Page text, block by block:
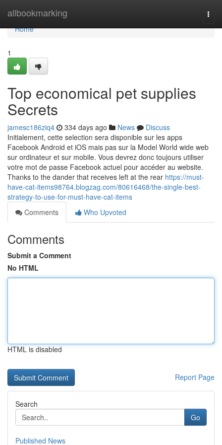
allbookmarking
Home
Home
1
Top economical pet supplies
Secrets
jamesc186ziq4 334 days ago News
Discuss
Initialement, cette selection sera disponible sur les apps
Facebook Android et iOS mais pas sur la Model World wide web
sur ordinateur et sur mobile. Vous devrez donc toujours utiliser
votre mot de passe Facebook actuel pour accéder au website.
Thanks to the dander that receives left at the rear https://must-
have-cat-items98764.blogzag.com/80616468/the-single-best-
strategy-to-use-for-must-have-cat-items
Comments
Who Upvoted
Comments
Submit a Comment
No HTML
HTML is disabled
Report Page
Search
Go
Published News